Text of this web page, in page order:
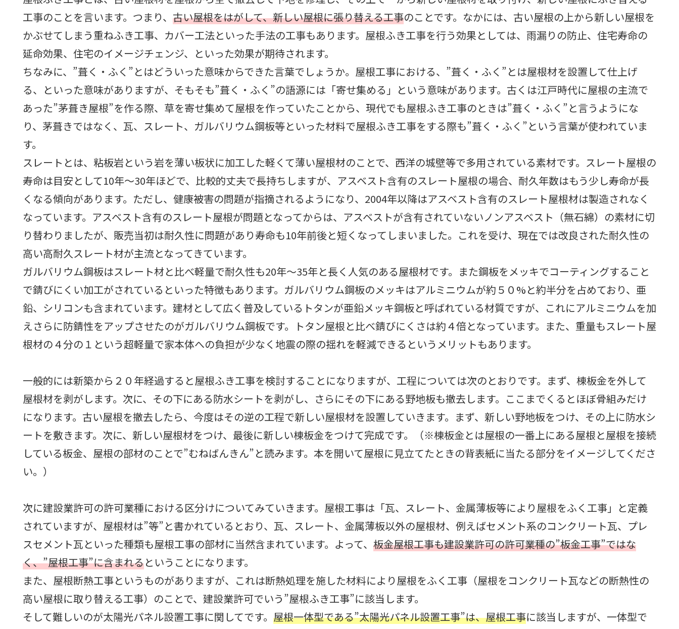
工事のことを言います。つまり、 古い屋根をはがして、新しい屋根に張り替える工事のことです。なかには、古い屋根の上から新しい屋根を
かぶせてしまう重ねふき工事、カバー工法といった手法の工事もあります。屋根ふき工事を行う効果としては、雨漏りの防止、住宅寿命の
延命効果、住宅のイメージチェンジ、といった効果が期待されます。
ちなみに、”葺く・ふく”とはどういった意味からできた言葉でしょうか。屋根工事における、”葺く・ふく”とは屋根材を設置して仕上げ
る、といった意味がありますが、そもそも”葺く・ふく”の語源には「寄せ集める」という意味があります。古くは江戸時代に屋根の主流で
あった”茅葺き屋根”を作る際、草を寄せ集めて屋根を作っていたことから、現代でも屋根ふき工事のときは”葺く・ふく”と言うようにな
り、茅葺きではなく、瓦、スレート、ガルバリウム鋼板等といった材料で屋根ふき工事をする際も”葺く・ふく”という言葉が使われていま
す。
スレートとは、粘板岩という岩を薄い板状に加工した軽くて薄い屋根材のことで、西洋の城壁等で多用されている素材です。スレート屋根の
寿命は目安として10年～30年ほどで、比較的丈夫で長持ちしますが、アスベスト含有のスレート屋根の場合、耐久年数はもう少し寿命が長
くなる傾向があります。ただし、健康被害の問題が指摘されるようになり、2004年以降はアスベスト含有のスレート屋根材は製造されなく
なっています。アスベスト含有のスレート屋根が問題となってからは、アスベストが含有されていないノンアスベスト（無石綿）の素材に切
り替わりましたが、販売当初は耐久性に問題があり寿命も10年前後と短くなってしまいました。これを受け、現在では改良された耐久性の
高い高耐久スレート材が主流となってきています。
ガルバリウム鋼板はスレート材と比べ軽量で耐久性も20年～35年と長く人気のある屋根材です。また鋼板をメッキでコーティングすること
で錆びにくい加工がされているといった特徴もあります。ガルバリウム鋼板のメッキはアルミニウムが約５０%と約半分を占めており、亜
鉛、シリコンも含まれています。建材として広く普及しているトタンが亜鉛メッキ鋼板と呼ばれている材質ですが、これにアルミニウムを加
えさらに防錆性をアップさせたのがガルバリウム鋼板です。トタン屋根と比べ錆びにくさは約４倍となっています。また、重量もスレート屋
根材の４分の１という超軽量で家本体への負担が少なく地震の際の揺れを軽減できるというメリットもあります。
一般的には新築から２０年経過すると屋根ふき工事を検討することになりますが、工程については次のとおりです。まず、棟板金を外して
屋根材を剥がします。次に、その下にある防水シートを剥がし、さらにその下にある野地板も撤去します。ここまでくるとほぼ骨組みだけ
になります。古い屋根を撤去したら、今度はその逆の工程で新しい屋根材を設置していきます。まず、新しい野地板をつけ、その上に防水シ
ートを敷きます。次に、新しい屋根材をつけ、最後に新しい棟板金をつけて完成です。（※棟板金とは屋根の一番上にある屋根と屋根を接続
している板金、屋根の部材のことで”むねばんきん”と読みます。本を開いて屋根に見立てたときの背表紙に当たる部分をイメージしてくださ
い。）
次に建設業許可の許可業種における区分けについてみていきます。屋根工事は「瓦、スレート、金属薄板等により屋根をふく工事」と定義
されていますが、屋根材は”等”と書かれているとおり、瓦、スレート、金属薄板以外の屋根材、例えばセメント系のコンクリート瓦、プレ
スセメント瓦といった種類も屋根工事の部材に当然含まれています。よって、 板金屋根工事も建設業許可の許可業種の”板金工事”ではな
く、”屋根工事”に含まれるということになります。
また、屋根断熱工事というものがありますが、これは断熱処理を施した材料により屋根をふく工事（屋根をコンクリート瓦などの断熱性の
高い屋根に取り替える工事）のことで、建設業許可でいう”屋根ふき工事”に該当します。
そして難しいのが太陽光パネル設置工事に関してです。 屋根一体型である”太陽光パネル設置工事”は、屋根工事に該当しますが、一体型で